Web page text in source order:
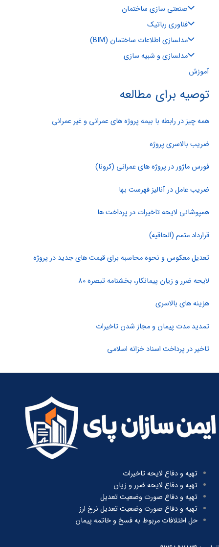
صنعتی سازی ساختمان
فناوری رباتیک
مدلسازی اطلاعات ساختمان (BIM)
مدلسازی و شبیه سازی
آموزش
توصیه برای مطالعه
همه چیز در رابطه با بیمه پروژه های عمرانی و غیر عمرانی
ضریب بالاسری پروژه
فورس ماژور در پروژه های عمرانی (کرونا)
ضریب عامل در آنالیز فهرست بها
همپوشانی لایحه تاخیرات در پرداخت ها
قرارداد متمم (الحاقیه)
تعدیل معکوس و نحوه محاسبه برای قیمت های جدید در پروژه
لایحه ضرر و زیان پیمانکار، بخشنامه تبصره 80
هزینه های بالاسری
تمدید مدت پیمان و مجاز شدن تاخیرات
تاخیر در پرداخت اسناد خزانه اسلامی
تهیه و دفاع لایحه تاخیرات
تهیه و دفاع لایحه ضرر و زیان
تهیه و دفاع صورت وضعیت تعدیل
تهیه و دفاع صورت وضعیت تعدیل نرخ ارز
حل اختلافات مربوط به فسخ و خاتمه پیمان